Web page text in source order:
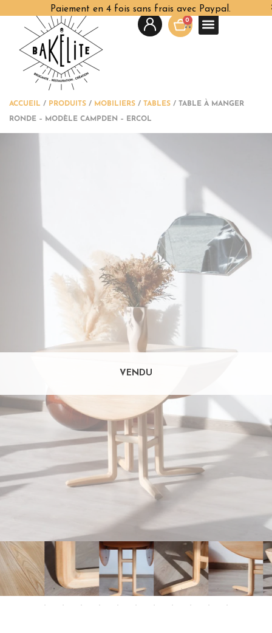
Paiement en 4 fois sans frais avec Paypal.
0
ACCUEIL / PRODUITS / MOBILIERS / TABLES / TABLE À MANGER
RONDE – MODÈLE CAMPDEN – ERCOL